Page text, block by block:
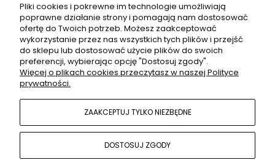
DLA PROJEKTANTÓW
MOJE KONTO
POMOC
Pliki cookies i pokrewne im technologie umożliwiają
poprawne działanie strony i pomagają nam dostosować
ofertę do Twoich potrzeb. Możesz zaakceptować
wykorzystanie przez nas wszystkich tych plików i przejść
do sklepu lub dostosować użycie plików do swoich
preferencji, wybierając opcję "Dostosuj zgody".
Więcej o plikach cookies przeczytasz w naszej Polityce
prywatności.
ZAAKCEPTUJ TYLKO NIEZBĘDNE
DOSTOSUJ ZGODY